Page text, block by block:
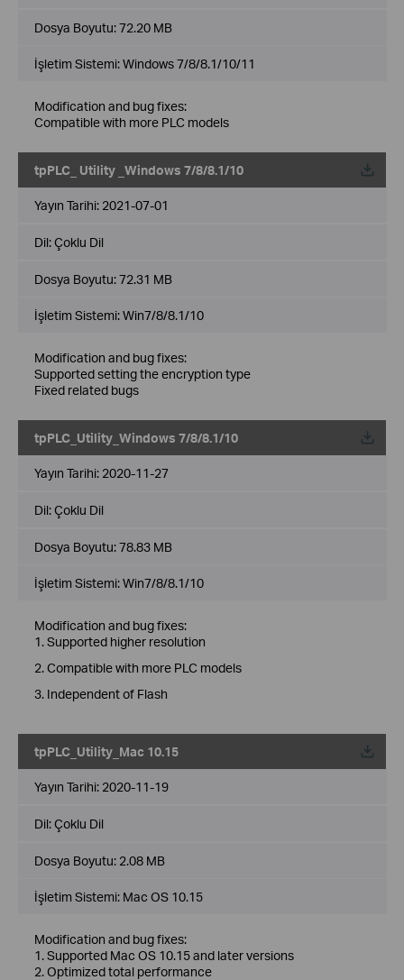
Dosya Boyutu:72.20 MB
İşletim Sistemi: Windows 7/8/8.1/10/11
Modification and bug fixes:
Compatible with more PLC models
tpPLC_ Utility _Windows 7/8/8.1/10
Yayın Tarihi: 2021-07-01
Dil:Çoklu Dil
Dosya Boyutu:72.31 MB
İşletim Sistemi: Win7/8/8.1/10
Modification and bug fixes:
Supported setting the encryption type
Fixed related bugs
tpPLC_Utility_Windows 7/8/8.1/10
Yayın Tarihi: 2020-11-27
Dil:Çoklu Dil
Dosya Boyutu:78.83 MB
İşletim Sistemi: Win7/8/8.1/10
Modification and bug fixes:
1. Supported higher resolution
2. Compatible with more PLC models
3. Independent of Flash
tpPLC_Utility_Mac 10.15
Yayın Tarihi: 2020-11-19
Dil:Çoklu Dil
Dosya Boyutu: 2.08 MB
İşletim Sistemi: Mac OS 10.15
Modification and bug fixes:
1. Supported Mac OS 10.15 and later versions
2. Optimized total performance